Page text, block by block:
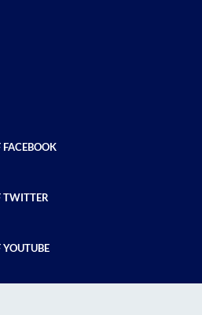
FACEBOOK
TWITTER
YOUTUBE